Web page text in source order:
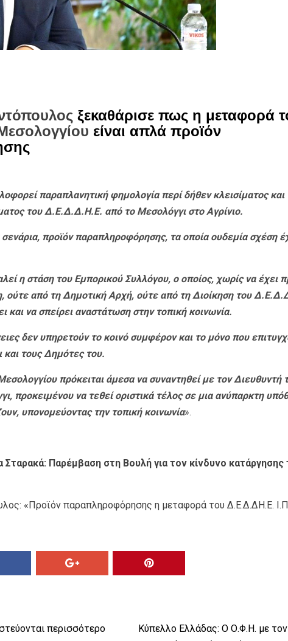
ξεκαθάρισε πως η μεταφορά
είναι απλά προϊόν
παραπλανητική φημολογία περί δήθεν κλεισίματος και
του Δ.Ε.Δ.Δ.Η.Ε. από το Μεσολόγγι στο Αγρίνιο.
σενάρια, προϊόν παραπληροφόρησης, τα οποία ουδεμία σχέση
η στάση του Εμπορικού Συλλόγου, ο οποίος, χωρίς να έχει
ούτε από τη Δημοτική Αρχή, ούτε από τη Διοίκηση του
και να σπείρει αναστάτωση στην τοπική κοινωνία.
δεν υπηρετούν το κοινό συμφέρον και το μόνο που
και τους Δημότες του.
πρόκειται άμεσα να συναντηθεί με τον Διευθυντή
προκειμένου να τεθεί οριστικά τέλος σε μια ανύπαρκτη
υπονομεύοντας την τοπική κοινωνία».
Σταρακά: Παρέμβαση στη Βουλή για τον κίνδυνο
«Προϊόν παραπληροφόρησης η μεταφορά του Δ.Ε.Δ.ΔΗ.Ε.
περισσότερο
Κύπελλο Ελλάδας: Ο Ο.Φ.Η. με